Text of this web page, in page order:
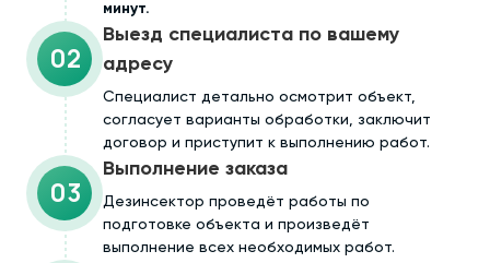
минут.
02
Выезд специалиста по вашему
адресу
Cпециалист детально осмотрит объект,
согласует варианты обработки, заключит
договор и приступит к выполнению работ.
03
Выполнение заказа
Дезинсектор проведёт работы по
подготовке объекта и произведёт
выполнение всех необходимых работ.